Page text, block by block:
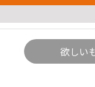
欲しい